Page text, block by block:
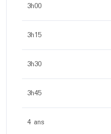
3h00
3h15
3h30
3h45
4 ans